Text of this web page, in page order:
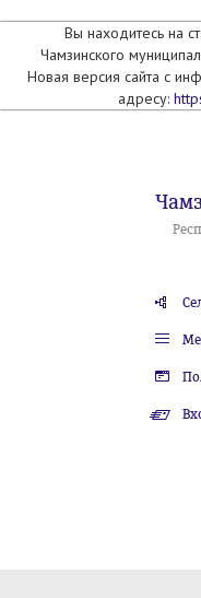
Вы находитесь на
Чамзинского
Новая версия сайта с
адресу: